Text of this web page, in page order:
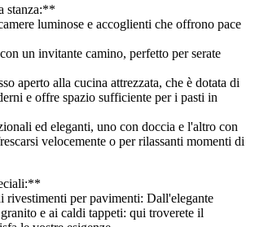
stanza:**
luminose e accoglienti che offrono pace
un invitante camino, perfetto per serate
aperto alla cucina attrezzata, che è dotata di
e offre spazio sufficiente per i pasti in
ed eleganti, uno con doccia e l'altro con
velocemente o per rilassanti momenti di
rivestimenti per pavimenti: Dall'elegante
e ai caldi tappeti: qui troverete il